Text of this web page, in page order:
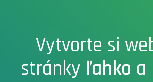
Vytvorte si
stránky ľahko a